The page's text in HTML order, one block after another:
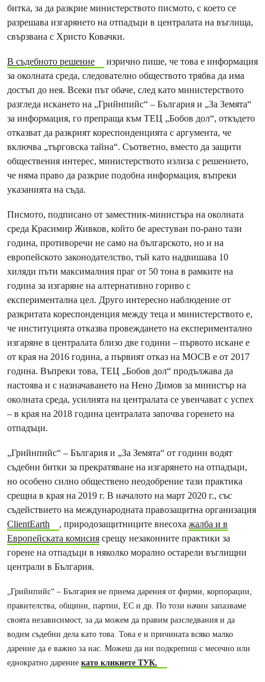
битка, за да разкрие министерството писмото, с което се
разрешава изгарянето на отпадъци в централата на въглища,
свързвана с Христо Ковачки.
В съдебното решение
изрично пише, че това е информация
за околната среда, следователно обществото трябва да има
достъп до нея. Всеки път обаче, след като министерството
разгледа искането на „Грийнпийс“ – България и „За Земята“
за информация, го препраща към ТЕЦ „Бобов дол“, откъдето
отказват да разкрият кореспонденцията с аргумента, че
включва „търговска тайна“. Съответно, вместо да защити
обществения интерес, министерството излиза с решението,
че няма право да разкрие подобна информация, въпреки
указанията на съда.
Писмото, подписано от заместник-министъра на околната
среда Красимир Живков, който бе арестуван по-рано тази
година, противоречи не само на българското, но и на
европейското законодателство, тъй като надвишава 10
хиляди пъти максималния праг от 50 тона в рамките на
година за изгаряне на алтернативно гориво с
експериментална цел. Друго интересно наблюдение от
разкритата кореспонденция между теца и министерството е,
че институцията отказва провеждането на експериментално
изгаряне в централата близо две години – първото искане е
от края на 2016 година, а първият отказ на МОСВ е от 2017
година. Въпреки това, ТЕЦ „Бобов дол“ продължава да
настоява и с назначаването на Нено Димов за министър на
околната среда, усилията на централата се увенчават с успех
– в края на 2018 година централата започва горенето на
отпадъци.
„Грийнпийс“ – България и „За Земята“ от години водят
съдебни битки за прекратяване на изгарянето на отпадъци,
но особено силно обществено неодобрение тази практика
срещна в края на 2019 г. В началото на март 2020 г., със
съдействието на международната правозащитна организация
ClientEarth
, природозащитниците внесоха жалба и в
Европейската комисия срещу незаконните практики за
горене на отпадъци в няколко морално остарели въглищни
централи в България.
„Грийнпийс“ – България не приема дарения от фирми, корпорации,
правителства, общини, партии, ЕС и др. По този начин запазваме
своята независимост, за да можем да правим разследвания и да
водим съдебни дела като това. Това е и причината всяко малко
дарение да е важно за нас. Можеш да ни подкрепиш с месечно или
еднократно дарение като кликнете ТУК.